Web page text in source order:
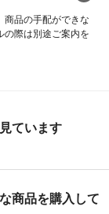
品の手配ができな
の際は別途ご案内を
ています
商品を購入して